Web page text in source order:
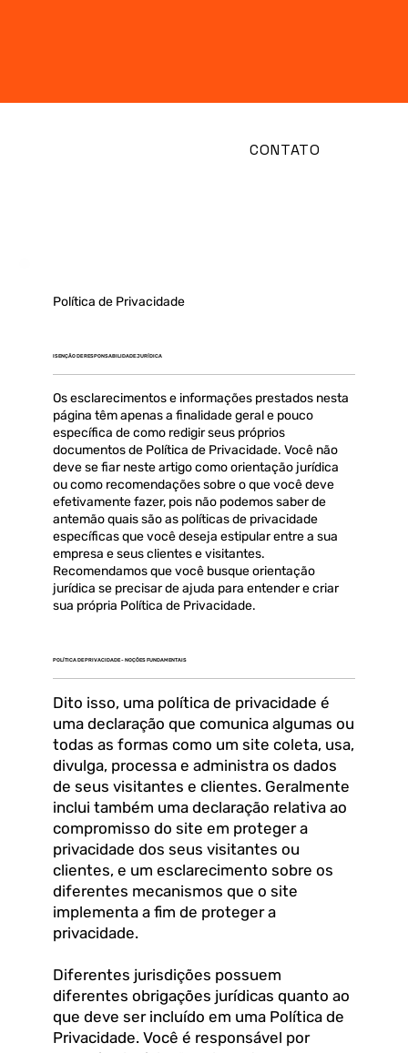
CONTATO
Os esclarecimentos e informações prestados nesta
página têm apenas a finalidade geral e pouco
específica de como redigir seus próprios
documentos de Política de Privacidade. Você não
deve se fiar neste artigo como orientação jurídica
ou como recomendações sobre o que você deve
efetivamente fazer, pois não podemos saber de
antemão quais são as políticas de privacidade
específicas que você deseja estipular entre a sua
empresa e seus clientes e visitantes.
Recomendamos que você busque orientação
jurídica se precisar de ajuda para entender e criar
sua própria Política de Privacidade.
ISENÇÃO DE RESPONSABILIDADE JURÍDICA
POLÍTICA DE PRIVACIDADE - NOÇÕES FUNDAMENTAIS
Dito isso, uma política de privacidade é
uma declaração que comunica algumas ou
todas as formas como um site coleta, usa,
divulga, processa e administra os dados
de seus visitantes e clientes. Geralmente
inclui também uma declaração relativa ao
compromisso do site em proteger a
privacidade dos seus visitantes ou
clientes, e um esclarecimento sobre os
diferentes mecanismos que o site
implementa a fim de proteger a
privacidade.
Diferentes jurisdições possuem
diferentes obrigações jurídicas quanto ao
que deve ser incluído em uma Política de
Privacidade. Você é responsável por
Política de Privacidade